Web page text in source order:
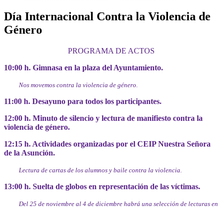
Día Internacional Contra la Violencia de
Género
PROGRAMA DE ACTOS
10:00 h. Gimnasa en la plaza del Ayuntamiento.
Nos movemos contra la violencia de género.
11:00 h. Desayuno para todos los participantes.
12:00 h. Minuto de silencio y lectura de manifiesto contra la
violencia de género.
12:15 h. Actividades organizadas por el CEIP Nuestra Señora
de la Asunción.
Lectura de cartas de los alumnos y baile contra la violencia.
13:00 h. Suelta de globos en representación de las víctimas.
Del 25 de noviembre al 4 de diciembre habrá una selección de lecturas en